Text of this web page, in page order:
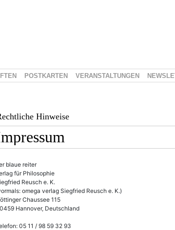
POSTKARTEN VERANSTALTUNGEN
Hinweise
blaue reiter
für Philosophie
Reusch e. K.
omega verlag Siegfried Reusch e. K.)
Chaussee 115
Hannover, Deutschland
05 11 / 98 59 32 93